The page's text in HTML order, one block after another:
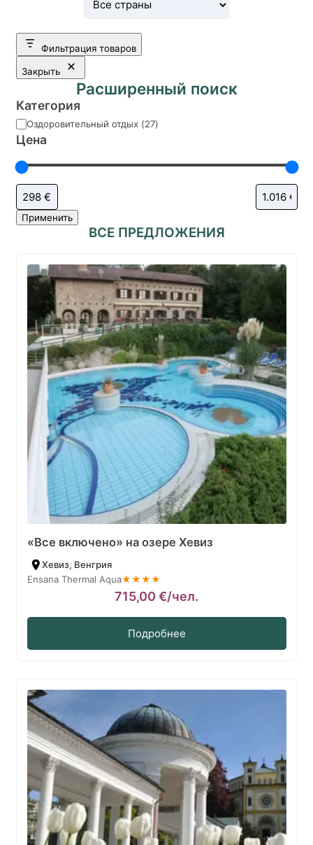
Фильтрация товаров
Закрыть
Расширенный поиск
Категория
Категория
Оздоровительный отдых (27)
Цена
Применить
ВСЕ ПРЕДЛОЖЕНИЯ
«Все включено» на озере Хевиз
Хевиз, Венгрия
Ensana Thermal Aqua★★★★
715,00 €/чел.
Подробнее